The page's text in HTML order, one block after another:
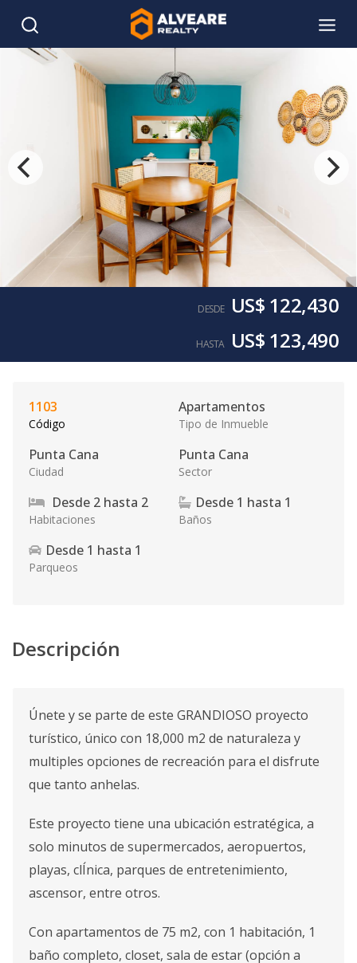
DESDE US$ 122,430
HASTA US$ 123,490
1103
Código
Apartamentos
Tipo de Inmueble
Punta Cana
Ciudad
Punta Cana
Sector
Desde 2 hasta 2
Habitaciones
Desde 1 hasta 1
Baños
Desde 1 hasta 1
Parqueos
Descripción
Únete y se parte de este GRANDIOSO proyecto
turístico, único con 18,000 m2 de naturaleza y
multiples opciones de recreación para el disfrute
que tanto anhelas.
Este proyecto tiene una ubicación estratégica, a
solo minutos de supermercados, aeropuertos,
playas, clÍnica, parques de entretenimiento,
ascensor, entre otros.
Con apartamentos de 75 m2, con 1 habitación, 1
baño completo, closet, sala de estar (opción a